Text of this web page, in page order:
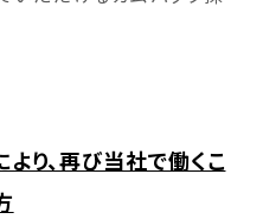
り、再び当社で働くこ